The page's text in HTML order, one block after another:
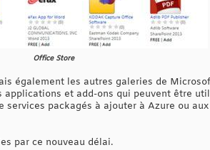
Office Store
également les autres galeries de
applications et add-ons qui peuvent être
packagés à ajouter à Azure ou
par ce nouveau délai.